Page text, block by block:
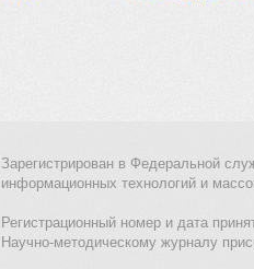
Зарегистрирован в Федеральной
информационных технологий и
Регистрационный номер и дата
Научно-методическому журналу